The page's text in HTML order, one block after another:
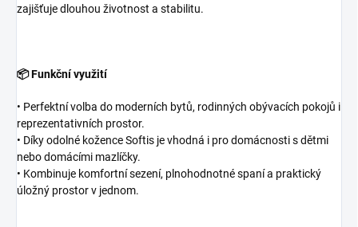
zajišťuje dlouhou životnost a stabilitu.
📦 Funkční využití
• Perfektní volba do moderních bytů, rodinných obývacích pokojů i
reprezentativních prostor.
• Díky odolné kožence Softis je vhodná i pro domácnosti s dětmi
nebo domácími mazlíčky.
• Kombinuje komfortní sezení, plnohodnotné spaní a praktický
úložný prostor v jednom.